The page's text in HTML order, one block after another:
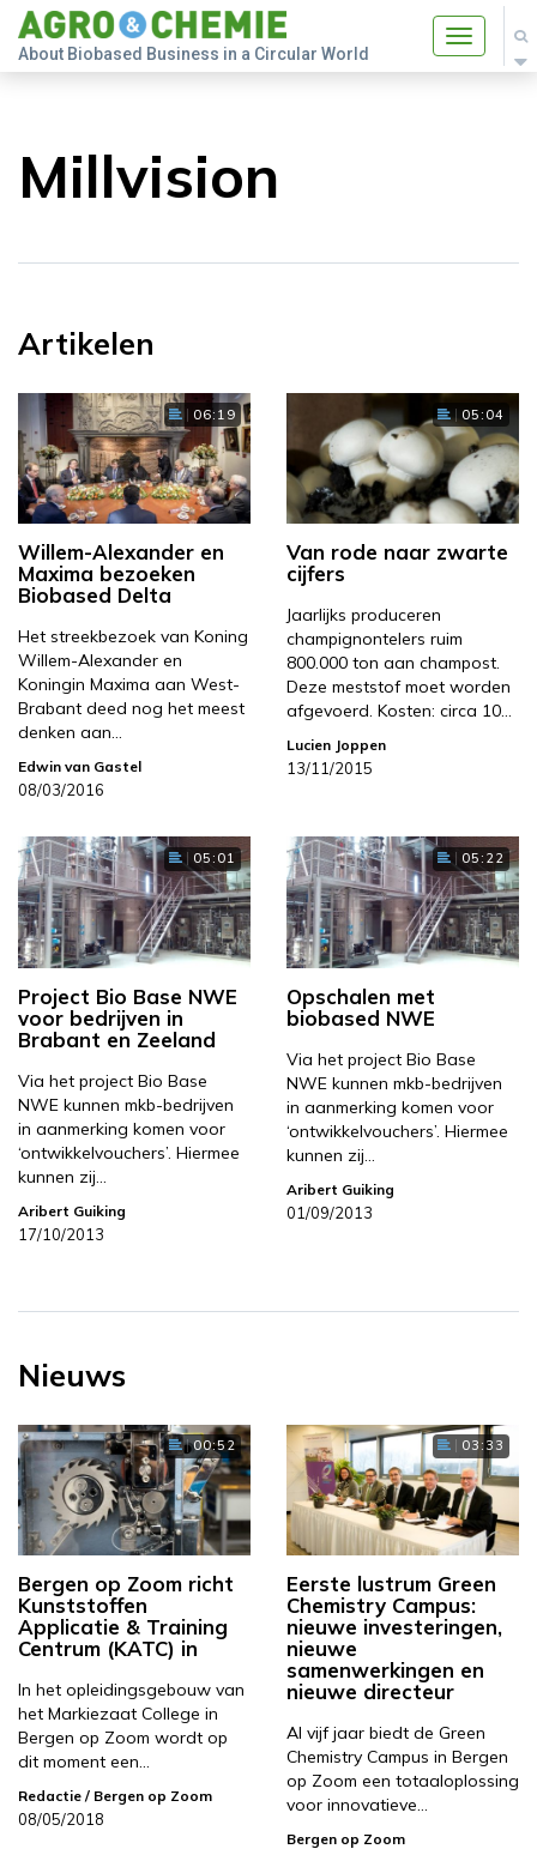
Toggle
About Biobased Business in a Circular World
Millvision
Artikelen
06:19
Willem-Alexander en
Maxima bezoeken
Biobased Delta
Het streekbezoek van Koning
Willem-Alexander en
Koningin Maxima aan West-
Brabant deed nog het meest
denken aan…
Edwin van Gastel
08/03/2016
05:04
Van rode naar zwarte
cijfers
Jaarlijks produceren
champignontelers ruim
800.000 ton aan champost.
Deze meststof moet worden
afgevoerd. Kosten: circa 10…
Lucien Joppen
13/11/2015
05:01
Project Bio Base NWE
voor bedrijven in
Brabant en Zeeland
Via het project Bio Base
NWE kunnen mkb-bedrijven
in aanmerking komen voor
‘ontwikkelvouchers’. Hiermee
kunnen zij…
Aribert Guiking
17/10/2013
05:22
Opschalen met
biobased NWE
Via het project Bio Base
NWE kunnen mkb-bedrijven
in aanmerking komen voor
‘ontwikkelvouchers’. Hiermee
kunnen zij…
Aribert Guiking
01/09/2013
Nieuws
00:52
Bergen op Zoom richt
Kunststoffen
Applicatie & Training
Centrum (KATC) in
In het opleidingsgebouw van
het Markiezaat College in
Bergen op Zoom wordt op
dit moment een…
Redactie / Bergen op Zoom
08/05/2018
03:33
Eerste lustrum Green
Chemistry Campus:
nieuwe investeringen,
nieuwe
samenwerkingen en
nieuwe directeur
Al vijf jaar biedt de Green
Chemistry Campus in Bergen
op Zoom een totaaloplossing
voor innovatieve…
Bergen op Zoom